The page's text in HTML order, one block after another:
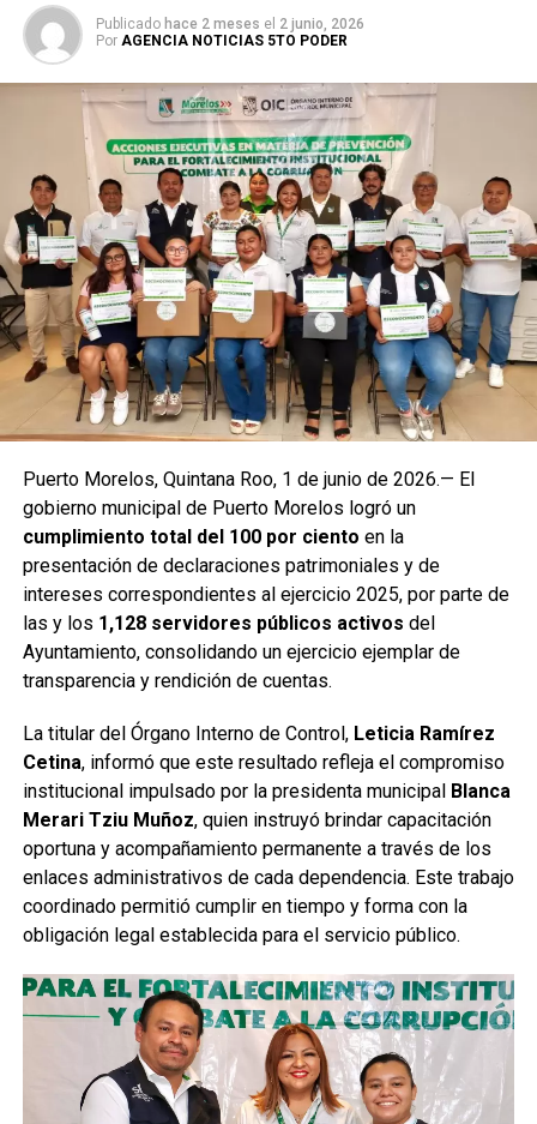
Publicado hace 2 meses el 2 junio, 2026
Por AGENCIA NOTICIAS 5TO PODER
Puerto Morelos, Quintana Roo, 1 de junio de 2026.— El
gobierno municipal de Puerto Morelos logró un
cumplimiento total del 100 por ciento en la
presentación de declaraciones patrimoniales y de
intereses correspondientes al ejercicio 2025, por parte de
las y los 1,128 servidores públicos activos del
Ayuntamiento, consolidando un ejercicio ejemplar de
transparencia y rendición de cuentas.
La titular del Órgano Interno de Control, Leticia Ramírez
Cetina, informó que este resultado refleja el compromiso
institucional impulsado por la presidenta municipal Blanca
Merari Tziu Muñoz, quien instruyó brindar capacitación
oportuna y acompañamiento permanente a través de los
enlaces administrativos de cada dependencia. Este trabajo
coordinado permitió cumplir en tiempo y forma con la
obligación legal establecida para el servicio público.